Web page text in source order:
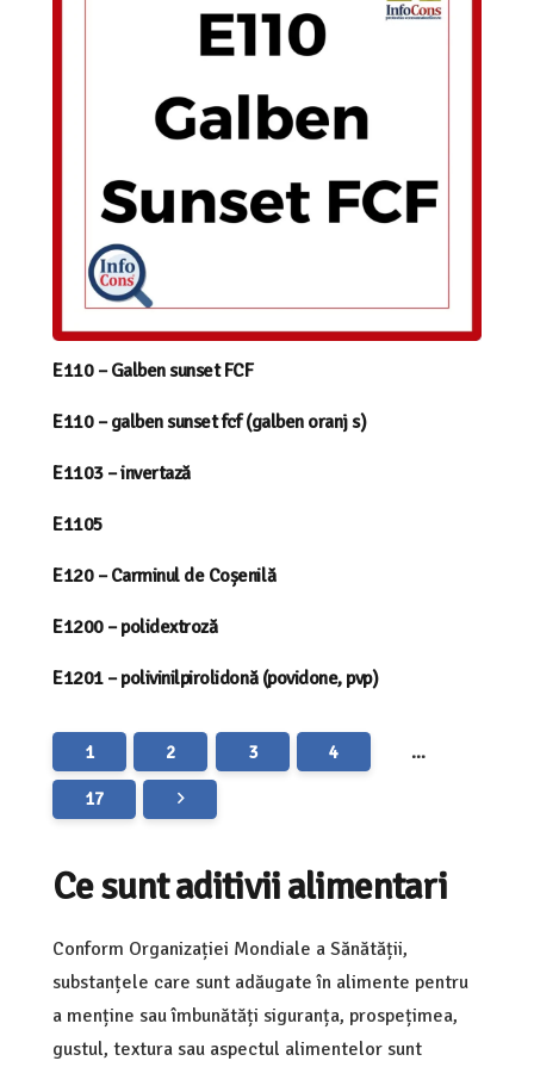
E110 – Galben sunset FCF
E110 – galben sunset fcf (galben oranj s)
E1103 – invertază
E1105
E120 – Carminul de Coșenilă
E1200 – polidextroză
E1201 – polivinilpirolidonă (povidone, pvp)
1 2 3 4 …
17
Ce sunt aditivii alimentari
Conform Organizației Mondiale a Sănătății,
substanțele care sunt adăugate în alimente pentru
a menține sau îmbunătăți siguranța, prospețimea,
gustul, textura sau aspectul alimentelor sunt